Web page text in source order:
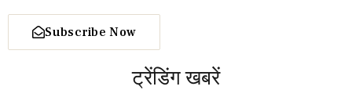
Subscribe Now
ट्रेंडिंग खबरें